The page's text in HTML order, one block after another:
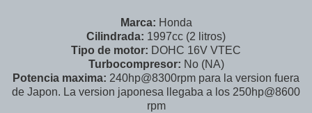
Marca: Honda
Cilindrada: 1997cc (2 litros)
Tipo de motor: DOHC 16V VTEC
Turbocompresor: No (NA)
Potencia maxima: 240hp@8300rpm para la version fuera
de Japon. La version japonesa llegaba a los 250hp@8600
rpm